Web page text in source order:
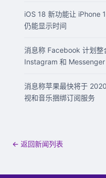
iOS 18 新功能让 iPhone
仍能显示时间
消息称 Facebook 计划整
Instagram 和
消息称苹果最快将于
视和音乐捆绑订阅服务
← 返回新闻列表